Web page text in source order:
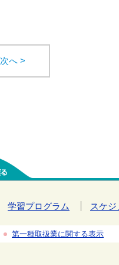
次へ >
学習プログラム スケ
第一種取扱業に関する表示